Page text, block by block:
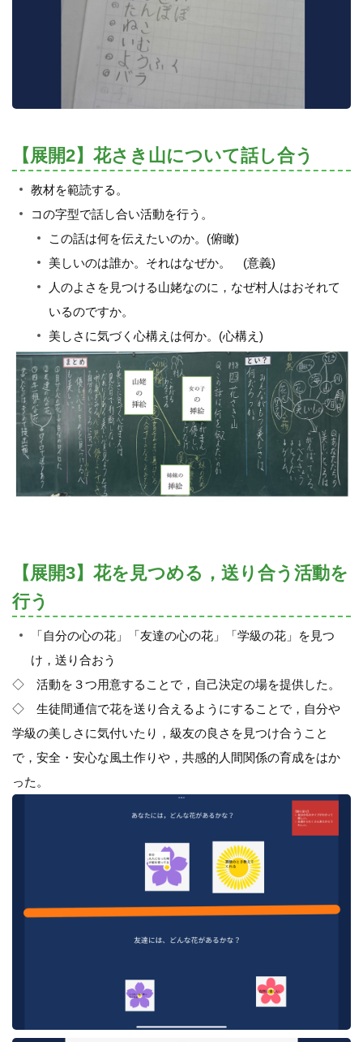
【展開2】花さき山について話し合う
教材を範読する。
コの字型で話し合い活動を行う。
この話は何を伝えたいのか。(俯瞰)
美しいのは誰か。それはなぜか。 (意義)
人のよさを見つける山姥なのに，なぜ村人はおそれて
いるのですか。
美しさに気づく心構えは何か。(心構え)
【展開3】花を見つめる，送り合う活動を
行う
「自分の心の花」「友達の心の花」「学級の花」を見つ
け，送り合おう
◇ 活動を３つ用意することで，自己決定の場を提供した。
◇ 生徒間通信で花を送り合えるようにすることで，自分や
学級の美しさに気付いたり，級友の良さを見つけ合うこと
で，安全・安心な風土作りや，共感的人間関係の育成をはか
った。